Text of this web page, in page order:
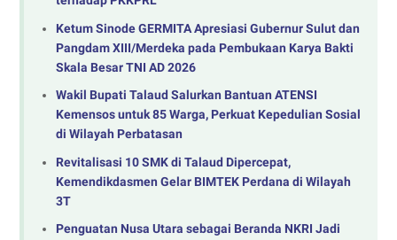
Ketum Sinode GERMITA Apresiasi Gubernur Sulut dan
Pangdam XIII/Merdeka pada Pembukaan Karya Bakti
Skala Besar TNI AD 2026
Wakil Bupati Talaud Salurkan Bantuan ATENSI
Kemensos untuk 85 Warga, Perkuat Kepedulian Sosial
di Wilayah Perbatasan
Revitalisasi 10 SMK di Talaud Dipercepat,
Kemendikdasmen Gelar BIMTEK Perdana di Wilayah
3T
Penguatan Nusa Utara sebagai Beranda NKRI Jadi